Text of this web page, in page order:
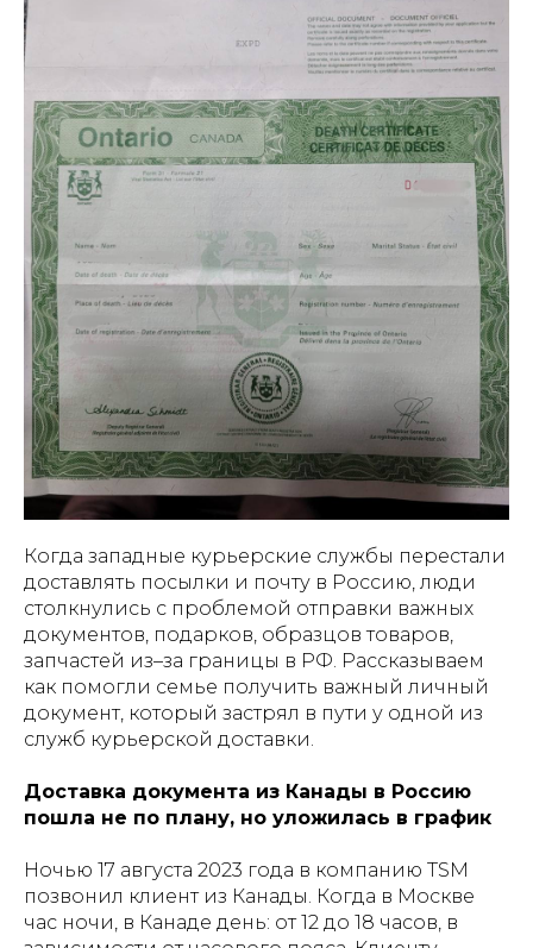
Когда западные курьерские службы перестали
доставлять посылки и почту в Россию, люди
столкнулись с проблемой отправки важных
документов, подарков, образцов товаров,
запчастей из–за границы в РФ. Рассказываем
как помогли семье получить важный личный
документ, который застрял в пути у одной из
служб курьерской доставки.
Доставка документа из Канады в Россию
пошла не по плану, но уложилась в график
Ночью 17 августа 2023 года в компанию TSM
позвонил клиент из Канады. Когда в Москве
час ночи, в Канаде день: от 12 до 18 часов, в